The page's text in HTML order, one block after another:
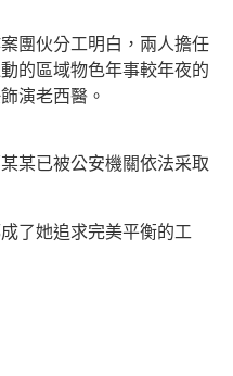
伙分工明白，兩人擔任
的區域物色年事較年夜的
演老西醫。
已被公安機關依法采取
了她追求完美平衡的工